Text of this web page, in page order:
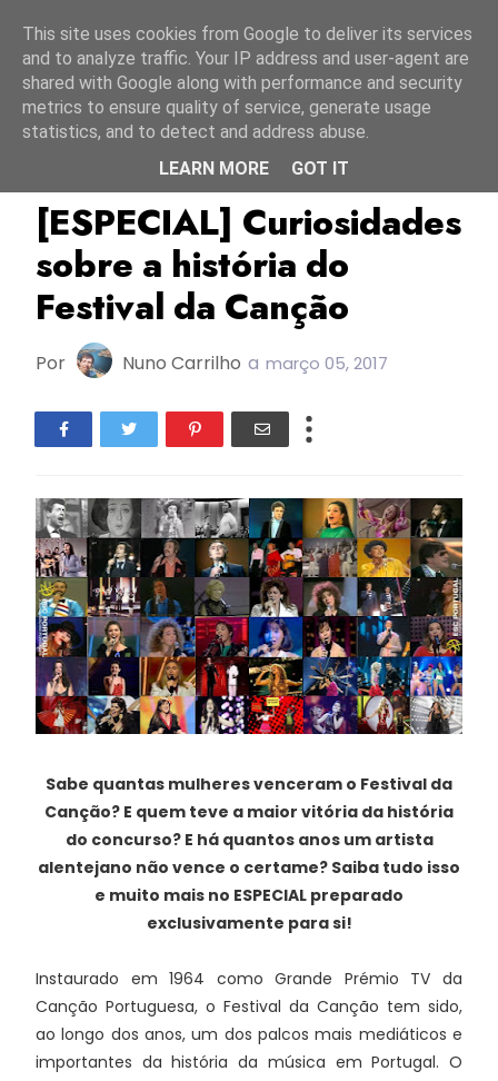
FC2017 Festival Da Canção
[ESPECIAL] Curiosidades
sobre a história do
Festival da Canção
Por Nuno Carrilho a março 05, 2017
Sabe quantas mulheres venceram o Festival da
Canção? E quem teve a maior vitória da história
do concurso? E há quantos anos um artista
alentejano não vence o certame? Saiba tudo isso
e muito mais no ESPECIAL preparado
exclusivamente para si!
Instaurado em 1964 como Grande Prémio TV da
Canção Portuguesa, o Festival da Canção tem sido,
ao longo dos anos, um dos palcos mais mediáticos e
importantes da história da música em Portugal. O
This site uses cookies from Google to deliver its services
and to analyze traffic. Your IP address and user-agent are
shared with Google along with performance and security
metrics to ensure quality of service, generate usage
statistics, and to detect and address abuse.
LEARN MORE
GOT IT